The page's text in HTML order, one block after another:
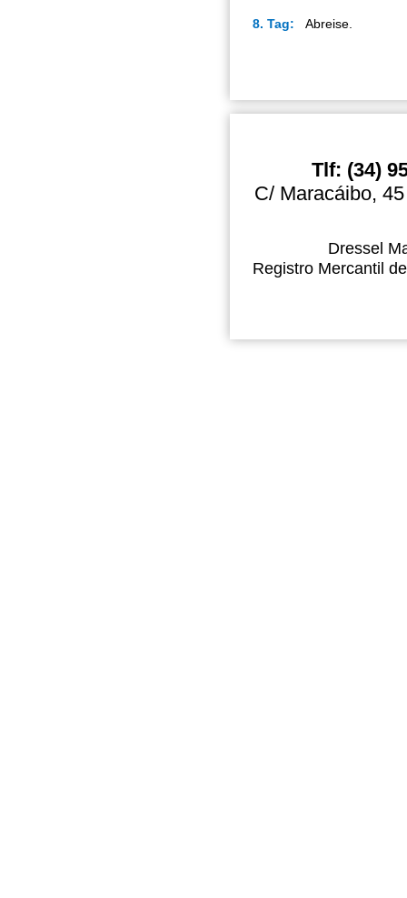
8. Tag: Abreise.
Tlf: (34)
C/ Maracáibo,
Dressel
Registro Mercantil